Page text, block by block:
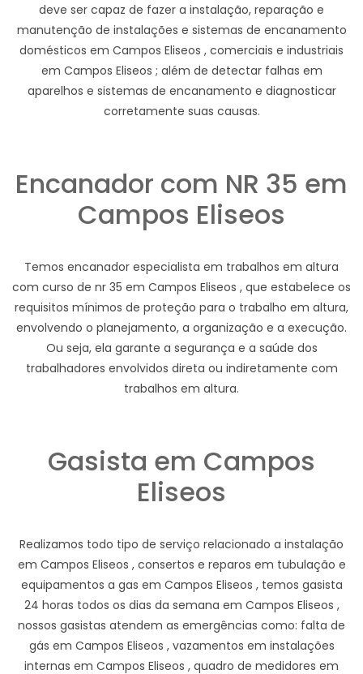
deve ser capaz de fazer a instalação, reparação e
manutenção de instalações e sistemas de encanamento
domésticos em Campos Eliseos , comerciais e industriais
em Campos Eliseos ; além de detectar falhas em
aparelhos e sistemas de encanamento e diagnosticar
corretamente suas causas.
Encanador com NR 35 em
Campos Eliseos
Temos encanador especialista em trabalhos em altura
com curso de nr 35 em Campos Eliseos , que estabelece os
requisitos mínimos de proteção para o trabalho em altura,
envolvendo o planejamento, a organização e a execução.
Ou seja, ela garante a segurança e a saúde dos
trabalhadores envolvidos direta ou indiretamente com
trabalhos em altura.
Gasista em Campos
Eliseos
Realizamos todo tipo de serviço relacionado a instalação
em Campos Eliseos , consertos e reparos em tubulação e
equipamentos a gas em Campos Eliseos , temos gasista
24 horas todos os dias da semana em Campos Eliseos ,
nossos gasistas atendem as emergências como: falta de
gás em Campos Eliseos , vazamentos em instalações
internas em Campos Eliseos , quadro de medidores em